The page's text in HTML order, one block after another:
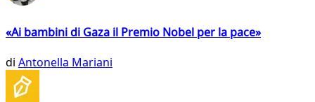
«Ai bambini di Gaza il Premio Nobel per la pace»
di Antonella Mariani